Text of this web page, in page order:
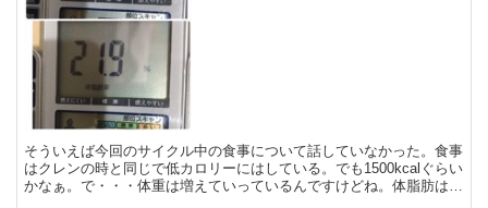
そういえば今回のサイクル中の食事について話していなかった。食事
はクレンの時と同じで低カロリーにはしている。でも1500kcalぐらい
かなぁ。で・・・体重は増えていっているんですけどね。体脂肪は減